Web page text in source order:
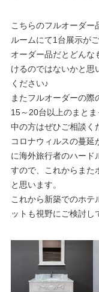
こちらのフルオーダー
ルームにて1台展示が
オーダー品だとどんな
けるのではないかと思
ください♪
またフルオーダーの際
15～20台以上のまと
中の方はぜひご相談く
コロナウィルスの蔓延
に海外旅行者のハード
すので、これからまた
と思います。
これから新築でのホテ
ットも視野にご検討し